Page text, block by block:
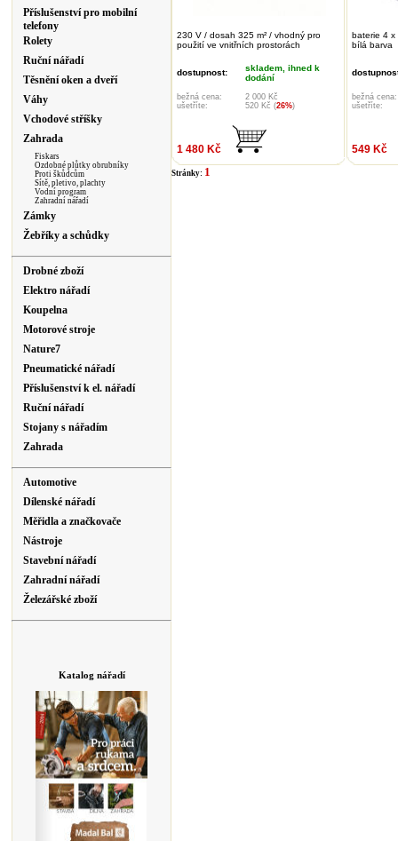
Příslušenství pro mobilní
telefony
Rolety
Ruční nářadí
Těsnění oken a dveří
Váhy
Vchodové stříšky
Zahrada
Fiskars
Ozdobné plůtky obrubníky
Proti škůdcům
Sítě, pletivo, plachty
Vodní program
Zahradní nářadí
Zámky
Žebříky a schůdky
Drobné zboží
Elektro nářadí
Koupelna
Motorové stroje
Nature7
Pneumatické nářadí
Příslušenství k el. nářadí
Ruční nářadí
Stojany s nářadím
Zahrada
Automotive
Dílenské nářadí
Měřidla a značkovače
Nástroje
Stavební nářadí
Zahradní nářadí
Železářské zboží
Katalog nářadí
230 V / dosah 325 m² / vhodný pro
použití ve vnitřních prostorách
dostupnost:
skladem, ihned k
dodání
bežná cena:
2 000 Kč
ušetříte:
520 Kč (26%)
1 480 Kč
baterie 4 x
bílá barva
bežná cena:
ušetříte:
549 Kč
Stránky: 1